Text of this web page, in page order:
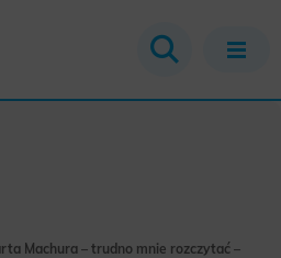
Machura – trudno mnie rozczytać –